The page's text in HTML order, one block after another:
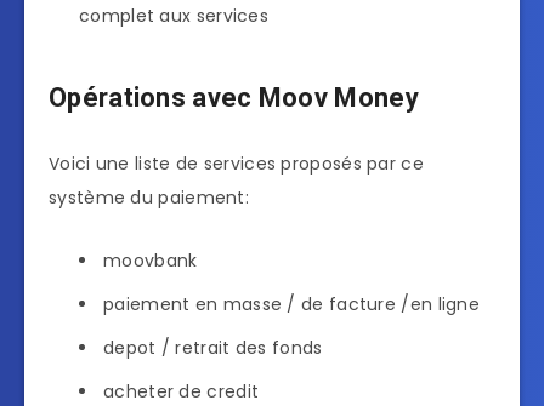
complet aux services
Opérations avec Moov Money
Voici une liste de services proposés par ce
système du paiement:
moovbank
paiement en masse / de facture /en ligne
depot / retrait des fonds
acheter de credit